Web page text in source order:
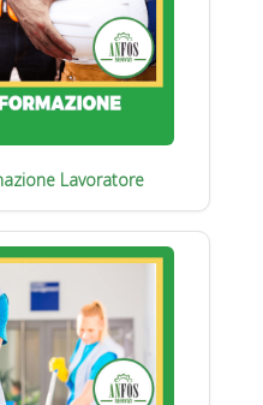
Lavoratore